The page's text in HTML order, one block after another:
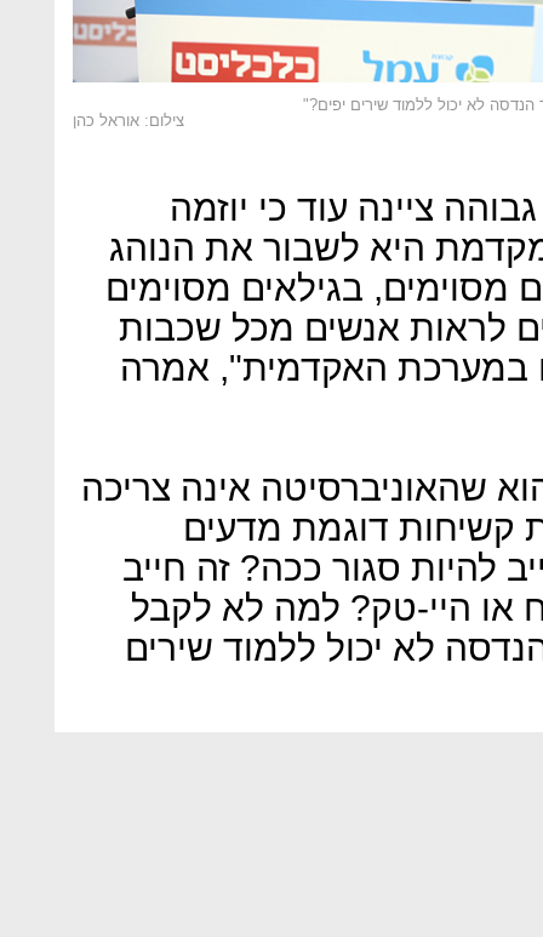
הנדסה לא יכול ללמוד שירים יפים?"
צילום: אוראל כהן
ציינה עוד כי יוזמה
היא לשבור את הנוהג
מסוימים, בגילאים מסוימים
לראות אנשים מכל שכבות
במערכת האקדמית", אמרה
שהאוניברסיטה אינה צריכה
קשיחות דוגמת מדעים
להיות סגור ככה? זה חייב
או היי-טק? למה לא לקבל
לא יכול ללמוד שירים